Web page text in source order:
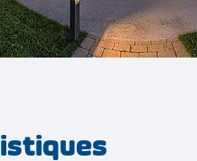
Hrvatski
Română